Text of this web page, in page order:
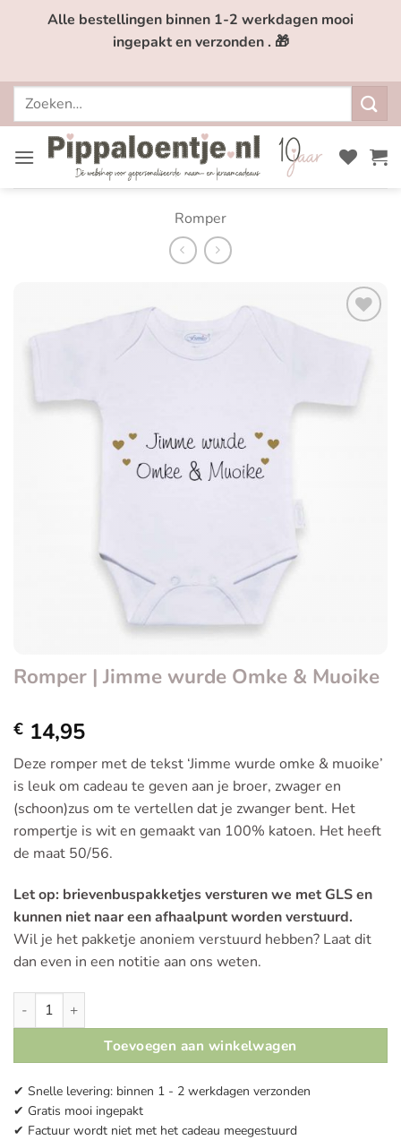
Alle bestellingen binnen 1-2 werkdagen mooi
ingepakt en verzonden . 🎁
Zoeken
Romper
Toevoegen
Romper | Jimme wurde Omke & Muoike
€ 14,95
Deze romper met de tekst ‘Jimme wurde omke & muoike’
is leuk om cadeau te geven aan je broer, zwager en
(schoon)zus om te vertellen dat je zwanger bent. Het
rompertje is wit en gemaakt van 100% katoen. Het heeft
de maat 50/56.
Let op: brievenbuspakketjes versturen we met GLS en
kunnen niet naar een afhaalpunt worden verstuurd.
Wil je het pakketje anoniem verstuurd hebben? Laat dit
dan even in een notitie aan ons weten.
Romper | Jimme wurde Omke & Muoike aantal
Toevoegen aan winkelwagen
✔ Snelle levering: binnen 1 - 2 werkdagen verzonden
✔ Gratis mooi ingepakt
✔ Factuur wordt niet met het cadeau meegestuurd